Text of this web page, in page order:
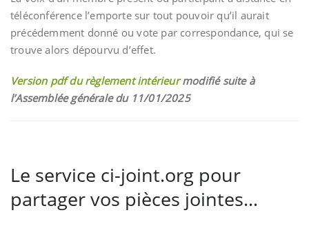
téléconférence l’emporte sur tout pouvoir qu’il aurait
précédemment donné ou vote par correspondance, qui se
trouve alors dépourvu d’effet.
Version pdf du règlement intérieurmodifié suite à
l’Assemblée générale du 11/01/2025
Le service ci-joint.org pour
partager vos pièces jointes…